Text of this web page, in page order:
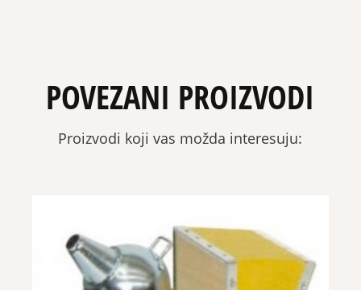
POVEZANI PROIZVODI
Proizvodi koji vas možda interesuju: